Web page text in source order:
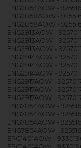
ENG2854AOW -
ENG2858AOW -
ENG2858AOW -
ENG2913AOW -
ENG2913AOW -
ENG2913AOW -
ENG2914AOW -
ENG2914AOW -
ENG2914AOW -
ENG2917AOW -
ENG2917AOW -
ENG2917AOW -
ENG7854AOW -
ENG7854AOW -
ENG7854AOW -
ENG7854AOW -
ERG1401AOW -